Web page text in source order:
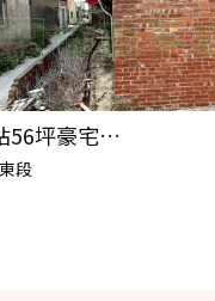
後壁近火車站56坪豪宅建地
段